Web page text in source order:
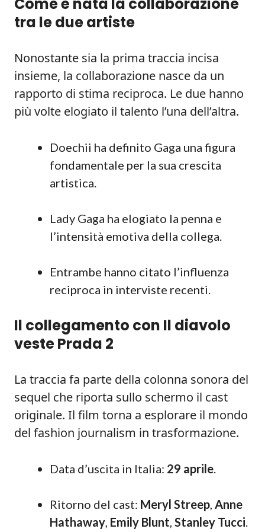
tra le due artiste
Nonostante sia la prima traccia incisa
insieme, la collaborazione nasce da un
rapporto di stima reciproca. Le due hanno
più volte elogiato il talento l’una dell’altra.
Doechii ha definito Gaga una figura
fondamentale per la sua crescita
artistica.
Lady Gaga ha elogiato la penna e
l’intensità emotiva della collega.
Entrambe hanno citato l’influenza
reciproca in interviste recenti.
Il collegamento con Il diavolo
veste Prada 2
La traccia fa parte della colonna sonora del
sequel che riporta sullo schermo il cast
originale. Il film torna a esplorare il mondo
del fashion journalism in trasformazione.
Data d’uscita in Italia: 29 aprile.
Ritorno del cast: Meryl Streep, Anne
Hathaway, Emily Blunt, Stanley Tucci.